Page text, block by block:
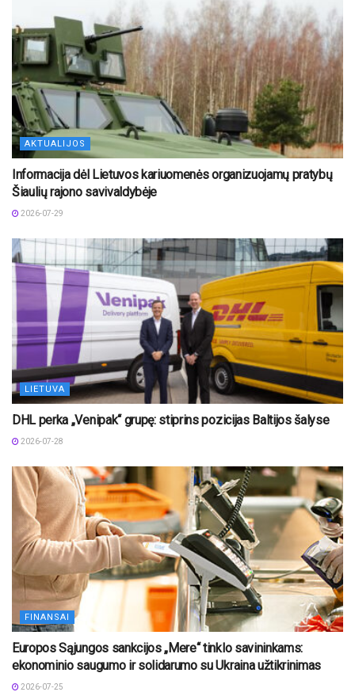
AKTUALIJOS
Informacija dėl Lietuvos kariuomenės organizuojamų pratybų
Šiaulių rajono savivaldybėje
2026-07-29
LIETUVA
DHL perka „Venipak“ grupę: stiprins pozicijas Baltijos šalyse
2026-07-28
FINANSAI
Europos Sąjungos sankcijos „Mere“ tinklo savininkams:
ekonominio saugumo ir solidarumo su Ukraina užtikrinimas
2026-07-25